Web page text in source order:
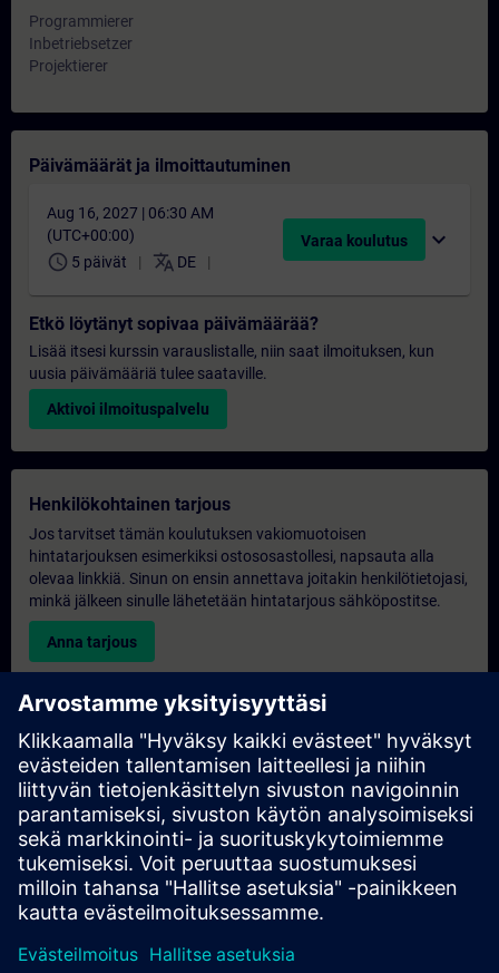
Programmierer
Inbetriebsetzer
Projektierer
Päivämäärät ja ilmoittautuminen
Aug 16, 2027 | 06:30 AM
(UTC+00:00)
schedule 5 päivät translate DE
Varaa koulutus expand_more
Etkö löytänyt sopivaa päivämäärää?
Lisää itsesi kurssin varauslistalle, niin saat ilmoituksen, kun
uusia päivämääriä tulee saataville.
Aktivoi ilmoituspalvelu
Henkilökohtainen tarjous
Jos tarvitset tämän koulutuksen vakiomuotoisen
hintatarjouksen esimerkiksi ostososastollesi, napsauta alla
olevaa linkkiä. Sinun on ensin annettava joitakin henkilötietojasi,
minkä jälkeen sinulle lähetetään hintatarjous sähköpostitse.
Anna tarjous
Yksinomainen koulutustiedustelu
Täytä alla oleva kyselylomake, jos haluat tarjouksen
yksinoikeudella järjestettävästä koulutuksesta joko paikan
päällä, virtuaalisesti tai SITRAIN-koulutuskeskuksessamme.
Tämäntyyppinen pyyntö sopii suuremmille ryhmille (vähintään 6
henkilöä). Kun olet antanut yhteystietosi ja koulutustarpeesi,
saat meiltä tarjouksen.
Pyydä yksinoikeudella tarjous